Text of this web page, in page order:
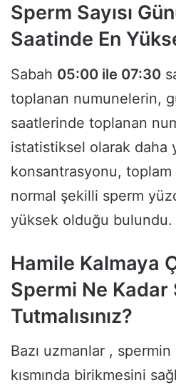
Sperm Sayısı
Saatinde En
Sabah 05:00 ile 07:30
toplanan numunelerin,
saatlerinde toplanan
istatistiksel olarak daha
konsantrasyonu, toplam
normal şekilli sperm
yüksek olduğu bulundu.
Hamile Kalmaya
Spermi Ne Kadar
Tutmalısınız?
Bazı uzmanlar , spermin
kısmında birikmesini